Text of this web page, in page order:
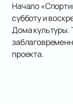
Начало
субботу и
Дома культуры.
проекта.